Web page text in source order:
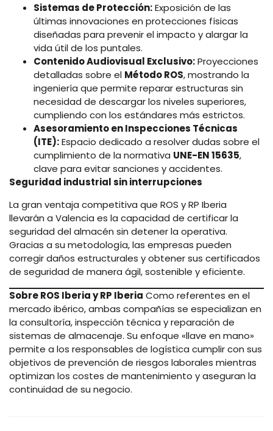
Sistemas de Protección:Exposición de las
últimas innovaciones en protecciones físicas
diseñadas para prevenir el impacto y alargar la
vida útil de los puntales.
Contenido Audiovisual Exclusivo:Proyecciones
detalladas sobre el Método ROS, mostrando la
ingeniería que permite reparar estructuras sin
necesidad de descargar los niveles superiores,
cumpliendo con los estándares más estrictos.
Asesoramiento en Inspecciones Técnicas
(ITE):Espacio dedicado a resolver dudas sobre el
cumplimiento de la normativa UNE-EN 15635,
clave para evitar sanciones y accidentes.
Seguridad industrial sin interrupciones
La gran ventaja competitiva que ROS y RP Iberia
llevarán a Valencia es la capacidad de certificar la
seguridad del almacén sin detener la operativa.
Gracias a su metodología, las empresas pueden
corregir daños estructurales y obtener sus certificados
de seguridad de manera ágil, sostenible y eficiente.
Sobre ROS Iberia y RP Iberia Como referentes en el
mercado ibérico, ambas compañías se especializan en
la consultoría, inspección técnica y reparación de
sistemas de almacenaje. Su enfoque «llave en mano»
permite a los responsables de logística cumplir con sus
objetivos de prevención de riesgos laborales mientras
optimizan los costes de mantenimiento y aseguran la
continuidad de su negocio.